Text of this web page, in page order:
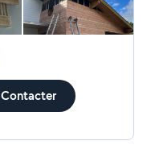
Contacter